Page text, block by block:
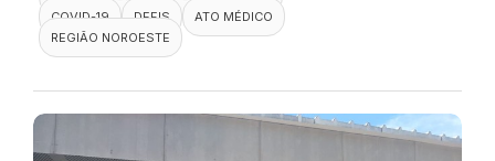
COVID-19
DEFIS
ATO MÉDICO
REGIÃO NOROESTE